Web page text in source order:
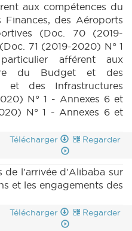
aux compétences du
des Aéroports
(Doc. 70 (2019-
71 (2019-2020) N° 1
afférent aux
du Budget et des
et des Infrastructures
N° 1 - Annexes 6 et
N° 1 - Annexes 6 et
Télécharger Regarder
de l'arrivée d'Alibaba sur
et les engagements des
Télécharger Regarder